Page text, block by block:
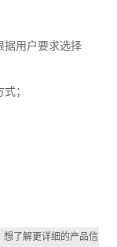
据用户要求选择
；
想了解更详细的产品信